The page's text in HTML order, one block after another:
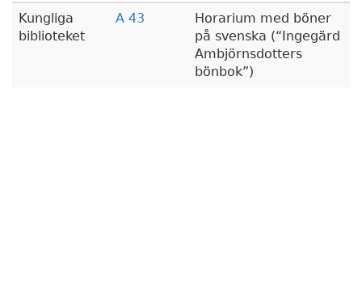
Kungliga
biblioteket
A 43
Horarium med böner
på svenska ( Ingegärd
Ambjörnsdotters
bönbok )